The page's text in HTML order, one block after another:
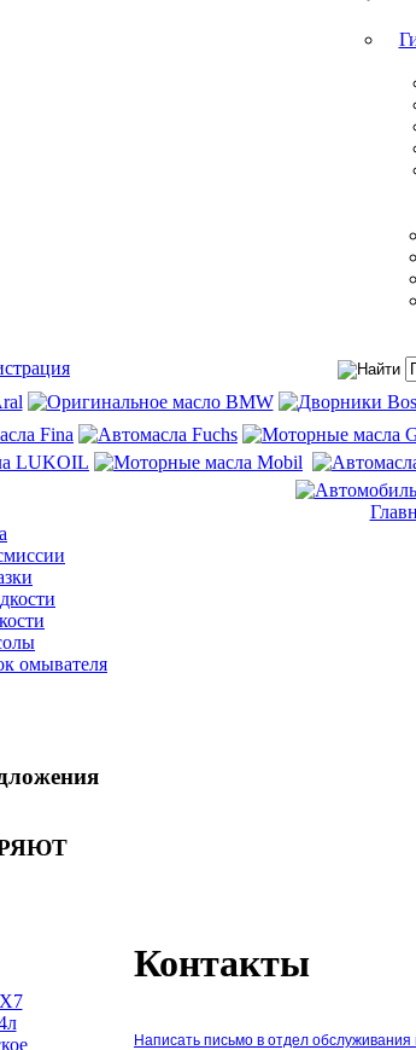
омывателя
Контакты
Написать письмо в отдел обслуживания